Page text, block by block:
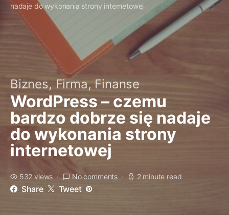
nadaje do wykonania strony internetowej
Biznes, Firma, Finanse
WordPress – czemu
bardzo dobrze się nadaje
do wykonania strony
internetowej
532 views No comments 2 minute read
Share Tweet